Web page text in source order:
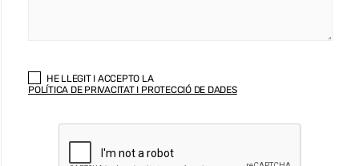
HE LLEGIT I ACCEPTO LA
POLÍTICA DE PRIVACITAT I PROTECCIÓ DE DADES